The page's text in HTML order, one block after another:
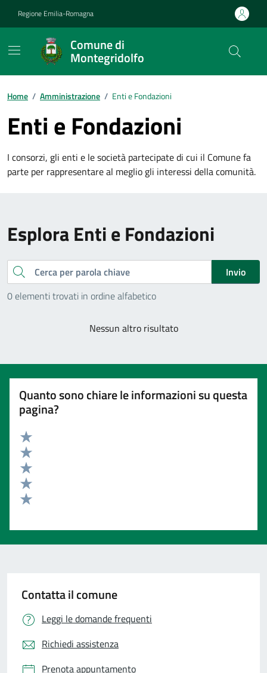
Regione Emilia-Romagna
Comune di
Montegridolfo
Contenuti in evidenza
Home / Amministrazione / Enti e Fondazioni
Enti e Fondazioni
I consorzi, gli enti e le società partecipate di cui il Comune fa
parte per rappresentare al meglio gli interessi della comunità.
Esplora Enti e Fondazioni
Cerca
Invio
0 elementi trovati in ordine alfabetico
Nessun altro risultato
Quanto sono chiare le informazioni su questa
pagina?
Valuta 5 stelle su 5
Valuta 4 stelle su 5
Valuta 3 stelle su 5
Valuta 2 stelle su 5
Contatta il comune
Leggi le domande frequenti
Richiedi assistenza
Prenota appuntamento